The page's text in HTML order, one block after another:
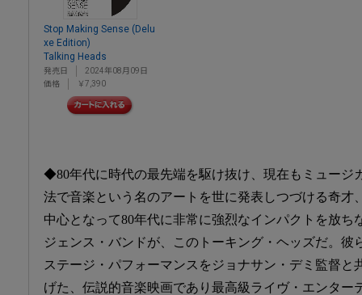
Stop Making Sense (Delu
xe Edition)
Talking Heads
発売日
2024年08月09日
価格
￥7,390
◆80年代に時代の最先端を駆け抜け、現在もミュージ
法で音楽という名のアートを世に発表しつづける奇才
中心となって80年代に非常に強烈なインパクトを放ち
ジェンス・バンドが、このトーキング・ヘッズだ。彼
ステージ・パフォーマンスをジョナサン・デミ監督と
げた、伝説的音楽映画であり最高級ライヴ・エンター